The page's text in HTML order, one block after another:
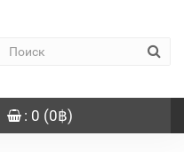
: 0 (0฿)